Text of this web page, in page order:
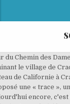
Chemin des
le village de
de Californie à
une « trace »,
encore,